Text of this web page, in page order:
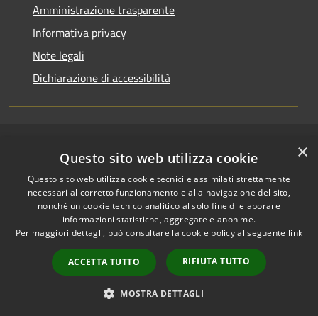
Amministrazione trasparente
Informativa privacy
Note legali
Dichiarazione di accessibilità
Accessibilità
Privacy
Cookie
Mappa del sito
Area riservata
amministratori comunali
Portale Dipendente
Comunicazioni Dirigenti
Copyright © 2026 • Comune di
Riccione • Powered by
Municipium•Accesso
redazione
×
Questo sito web utilizza cookie
Questo sito web utilizza cookie tecnici e assimilati strettamente
necessari al corretto funzionamento e alla navigazione del sito,
nonché un cookie tecnico analitico al solo fine di elaborare
informazioni statistiche, aggregate e anonime.
Per maggiori dettagli, può consultare la cookie policy al seguente link
ACCETTA TUTTO RIFIUTA TUTTO
MOSTRA DETTAGLI